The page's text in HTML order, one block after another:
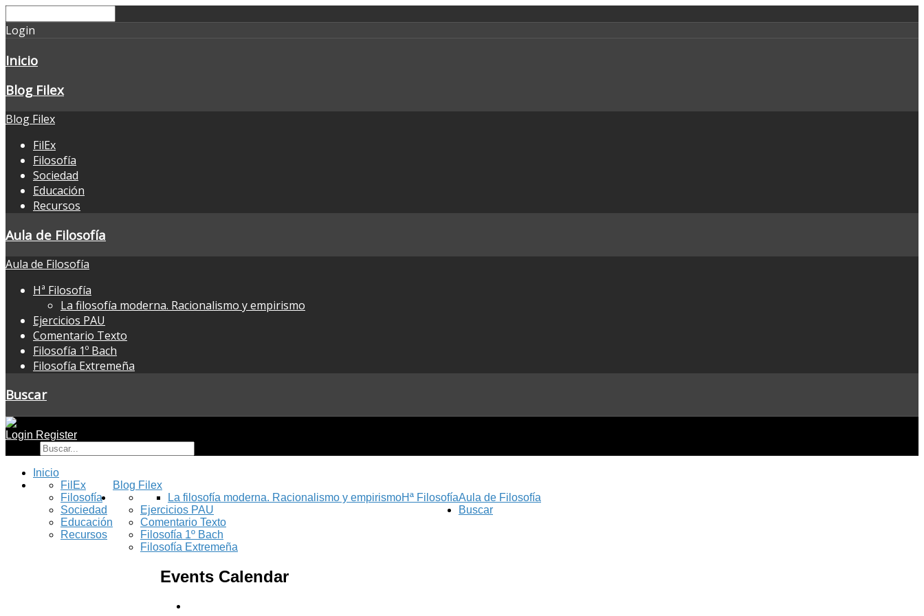
Login
Inicio
Blog Filex
Blog Filex
FilEx
Filosofía
Sociedad
Educación
Recursos
Aula de Filosofía
Aula de Filosofía
Hª Filosofía
La filosofía moderna. Racionalismo y empirismo
Ejercicios PAU
Comentario Texto
Filosofía 1º Bach
Filosofía Extremeña
Buscar
Login Register
Inicio
Blog Filex
FilEx
Filosofía
Sociedad
Educación
Recursos
Aula de Filosofía
Hª Filosofía
La filosofía moderna. Racionalismo y empirismo
Ejercicios PAU
Comentario Texto
Filosofía 1º Bach
Filosofía Extremeña
Buscar
Events Calendar